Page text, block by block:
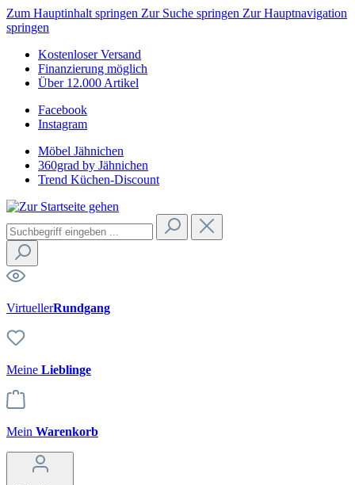
Zum Hauptinhalt springen Zur Suche springen Zur Hauptnavigation
springen
Kostenloser Versand
Finanzierung möglich
Über 12.000 Artikel
Facebook
Instagram
Möbel Jähnichen
360grad by Jähnichen
Trend Küchen-Discount
VirtuellerRundgang
Meine Lieblinge
Mein Warenkorb